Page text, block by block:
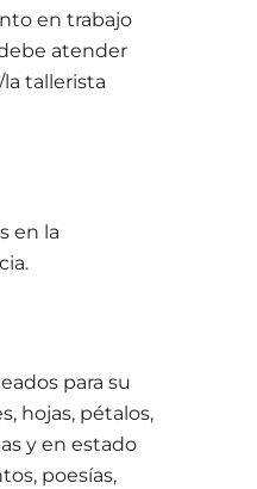
en trabajo
atender
tallerista
en la
para su
hojas, pétalos,
y en estado
poesías,